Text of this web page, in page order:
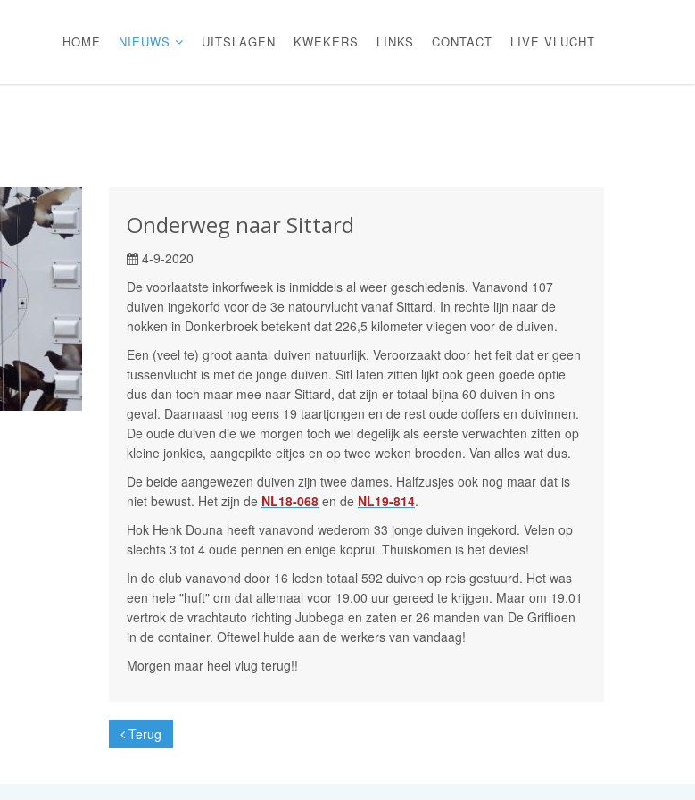
HOME NIEUWS UITSLAGEN KWEKERS LINKS CONTACT LIVE VLUCHT
Onderweg naar Sittard
4-9-2020
De voorlaatste inkorfweek is inmiddels al weer geschiedenis. Vanavond 107
duiven ingekorfd voor de 3e natourvlucht vanaf Sittard. In rechte lijn naar de
hokken in Donkerbroek betekent dat 226,5 kilometer vliegen voor de duiven.
Een (veel te) groot aantal duiven natuurlijk. Veroorzaakt door het feit dat er geen
tussenvlucht is met de jonge duiven. Sitl laten zitten lijkt ook geen goede optie
dus dan toch maar mee naar Sittard, dat zijn er totaal bijna 60 duiven in ons
geval. Daarnaast nog eens 19 taartjongen en de rest oude doffers en duivinnen.
De oude duiven die we morgen toch wel degelijk als eerste verwachten zitten op
kleine jonkies, aangepikte eitjes en op twee weken broeden. Van alles wat dus.
De beide aangewezen duiven zijn twee dames. Halfzusjes ook nog maar dat is
niet bewust. Het zijn de NL18-068 en de NL19-814.
Hok Henk Douna heeft vanavond wederom 33 jonge duiven ingekord. Velen op
slechts 3 tot 4 oude pennen en enige koprui. Thuiskomen is het devies!
In de club vanavond door 16 leden totaal 592 duiven op reis gestuurd. Het was
een hele "huft" om dat allemaal voor 19.00 uur gereed te krijgen. Maar om 19.01
vertrok de vrachtauto richting Jubbega en zaten er 26 manden van De Griffioen
in de container. Oftewel hulde aan de werkers van vandaag!
Morgen maar heel vlug terug!!
Terug